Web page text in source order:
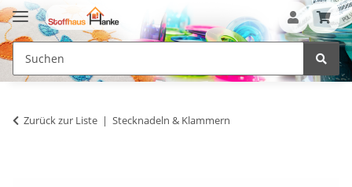
Zurück zur Liste Stecknadeln & Klammern